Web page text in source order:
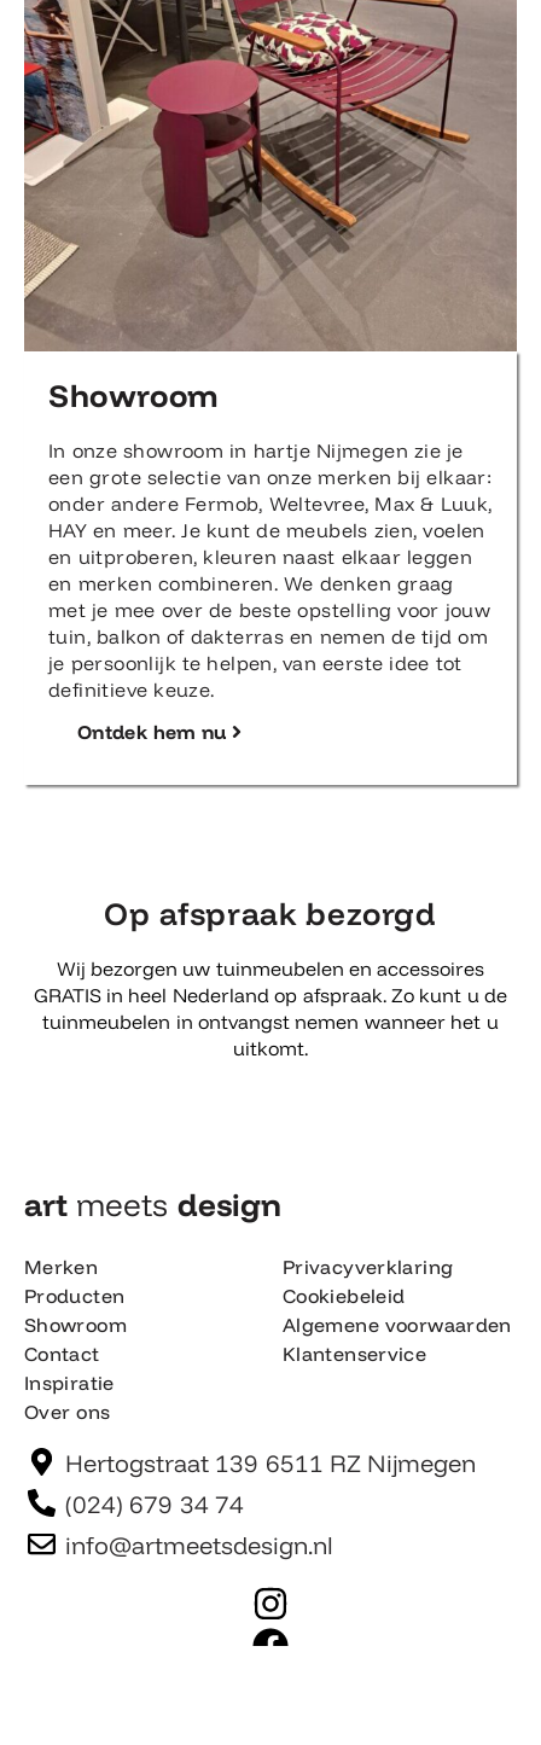
Showroom
In onze showroom in hartje Nijmegen zie je
een grote selectie van onze merken bij elkaar:
onder andere Fermob, Weltevree, Max & Luuk,
HAY en meer. Je kunt de meubels zien, voelen
en uitproberen, kleuren naast elkaar leggen
en merken combineren. We denken graag
met je mee over de beste opstelling voor jouw
tuin, balkon of dakterras en nemen de tijd om
je persoonlijk te helpen, van eerste idee tot
definitieve keuze.
Ontdek hem nu
Op afspraak bezorgd
Wij bezorgen uw tuinmeubelen en accessoires
GRATIS in heel Nederland op afspraak. Zo kunt u de
tuinmeubelen in ontvangst nemen wanneer het u
uitkomt.
art meets design​
Merken
Producten
Showroom
Contact
Inspiratie
Over ons
Privacyverklaring
Cookiebeleid
Algemene voorwaarden
Klantenservice
Hertogstraat 139 6511 RZ Nijmegen
(024) 679 34 74
info@artmeetsdesign.nl
I
n
F